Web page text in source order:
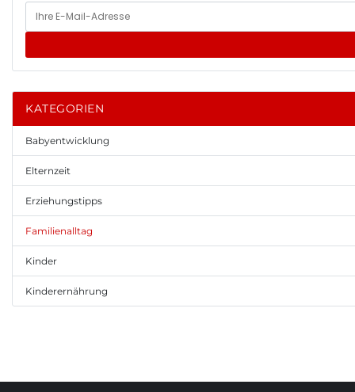
KATEGORIEN
Babyentwicklung
Elternzeit
Erziehungstipps
Familienalltag
Kinder
Kinderernährung